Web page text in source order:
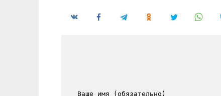
Ваше имя (обязательно)